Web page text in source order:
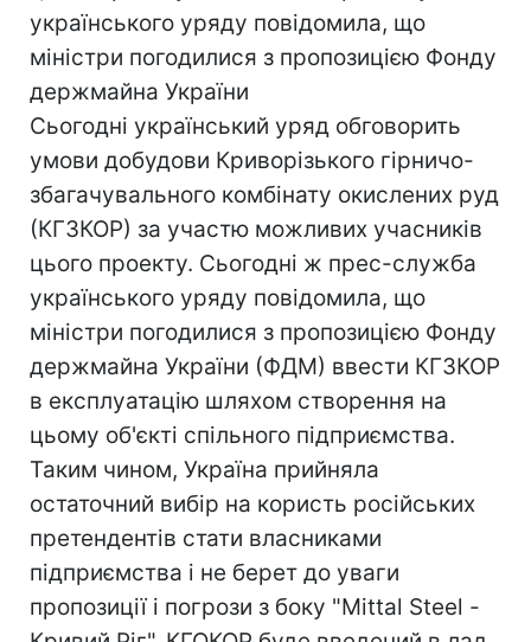
українського уряду повідомила, що
міністри погодилися з пропозицією Фонду
держмайна України
Сьогодні український уряд обговорить
умови добудови Криворізького гірничо-
збагачувального комбінату окислених руд
(КГЗКОР) за участю можливих учасників
цього проекту. Сьогодні ж прес-служба
українського уряду повідомила, що
міністри погодилися з пропозицією Фонду
держмайна України (ФДМ) ввести КГЗКОР
в експлуатацію шляхом створення на
цьому об'єкті спільного підприємства.
Таким чином, Україна прийняла
остаточний вибір на користь російських
претендентів стати власниками
підприємства і не берет до уваги
пропозиції і погрози з боку "Mittal Steel -